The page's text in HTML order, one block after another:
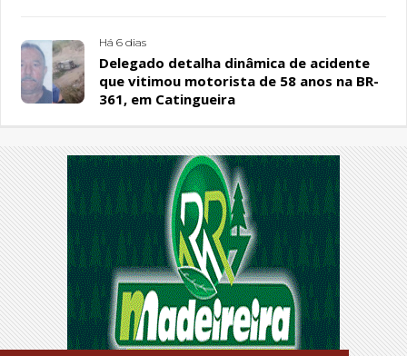
Há 6 dias
Delegado detalha dinâmica de acidente
que vitimou motorista de 58 anos na BR-
361, em Catingueira